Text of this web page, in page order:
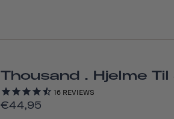
Thousand . Hjelme
16 REVIEWS
€44,95